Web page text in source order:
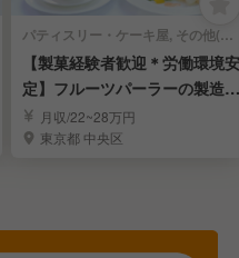
パティスリー・ケーキ屋, その他(料理ジャンル) | キッチンスタッフ
【製菓経験者歓迎＊労働環境安
定】フルーツパーラーの製造・
調理スタッフ募集
月収/22~28万円
東京都 中央区